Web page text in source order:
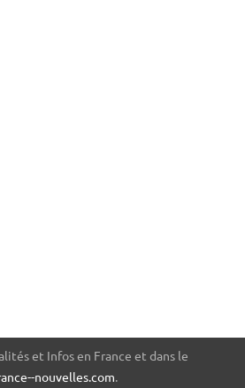
et Infos en France et dans le
nouvelles.com.